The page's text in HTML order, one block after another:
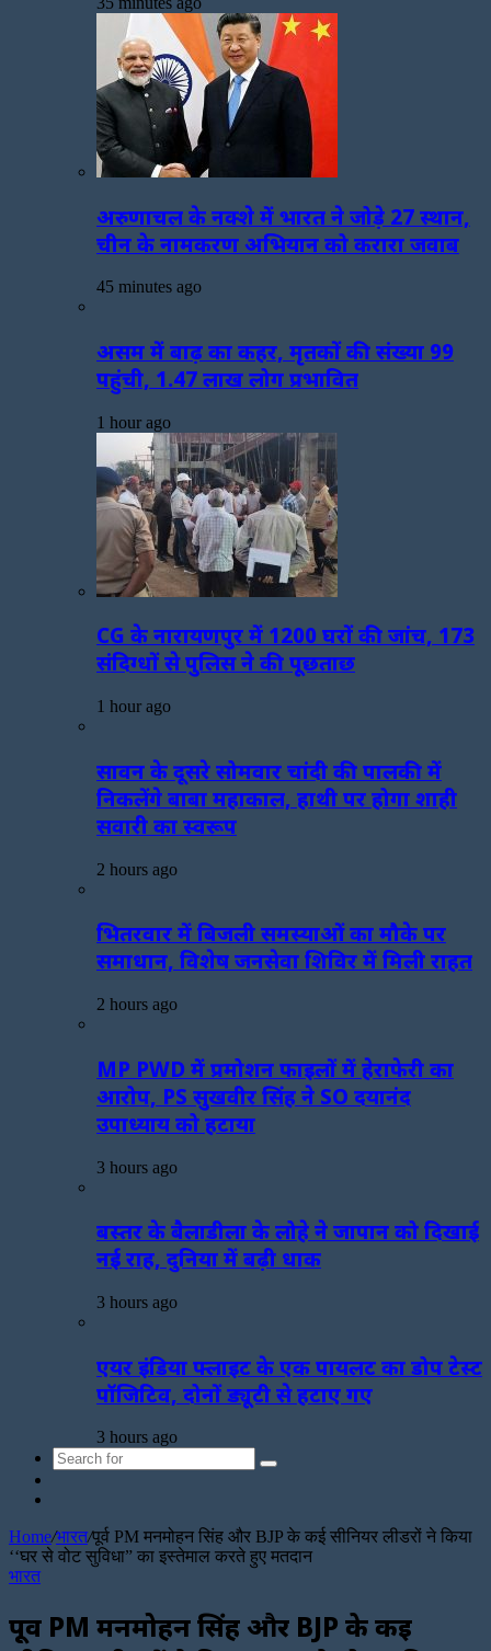
अरुणाचल के नक्शे में भारत ने जोड़े 27 स्थान,
चीन के नामकरण अभियान को करारा जवाब
45 minutes ago
असम में बाढ़ का कहर, मृतकों की संख्या 99
पहुंची, 1.47 लाख लोग प्रभावित
1 hour ago
CG के नारायणपुर में 1200 घरों की जांच, 173
संदिग्धों से पुलिस ने की पूछताछ
1 hour ago
सावन के दूसरे सोमवार चांदी की पालकी में
निकलेंगे बाबा महाकाल, हाथी पर होगा शाही
सवारी का स्वरूप
2 hours ago
भितरवार में बिजली समस्याओं का मौके पर
समाधान, विशेष जनसेवा शिविर में मिली राहत
2 hours ago
MP PWD में प्रमोशन फाइलों में हेराफेरी का
आरोप, PS सुखवीर सिंह ने SO दयानंद
उपाध्याय को हटाया
3 hours ago
बस्तर के बैलाडीला के लोहे ने जापान को दिखाई
नई राह, दुनिया में बढ़ी धाक
3 hours ago
एयर इंडिया फ्लाइट के एक पायलट का डोप टेस्ट
पॉजिटिव, दोनों ड्यूटी से हटाए गए
3 hours ago
Search
Home/भारत/पूर्व PM मनमोहन सिंह और BJP के कई सीनियर लीडरों ने किया
‘‘घर से वोट सुविधा” का इस्तेमाल करते हुए मतदान
भारत
पूर्व PM मनमोहन सिंह और BJP के कई